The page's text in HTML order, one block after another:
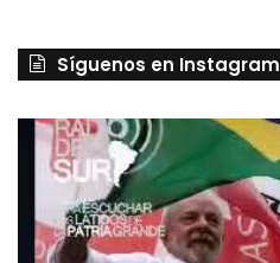
Síguenos en Instagram